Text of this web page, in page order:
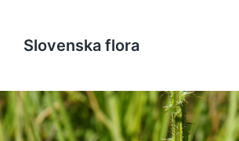
Slovenska flora